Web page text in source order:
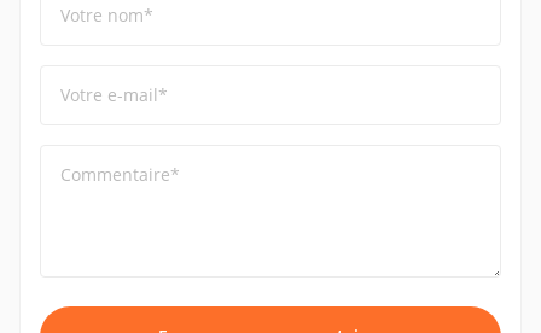
Votre nom*
Votre e-mail*
Commentaire*